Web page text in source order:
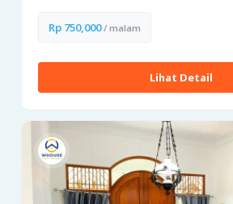
Rp 750,000/ malam
Lihat Detail